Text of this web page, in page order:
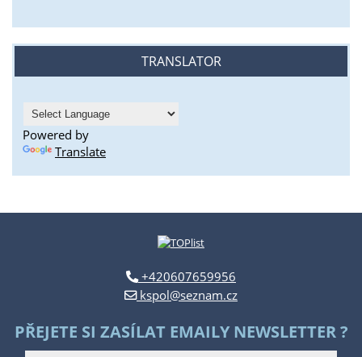
TRANSLATOR
Powered by
Translate
+420607659956
kspol@seznam.cz
PŘEJETE SI ZASÍLAT EMAILY NEWSLETTER ?